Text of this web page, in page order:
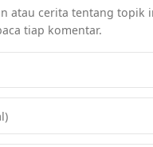
atau cerita tentang topik
tiap komentar.